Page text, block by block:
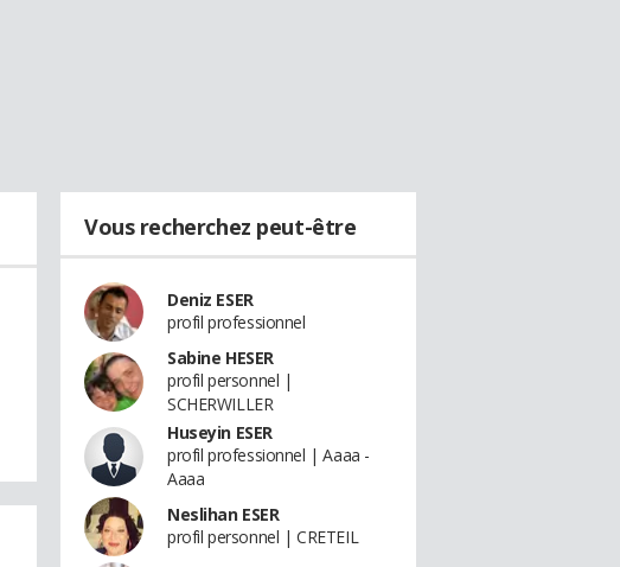
Vous recherchez peut-être
Deniz ESER
profil professionnel
Sabine HESER
profil personnel |
SCHERWILLER
Huseyin ESER
profil professionnel | Aaaa -
Aaaa
Neslihan ESER
profil personnel | CRETEIL